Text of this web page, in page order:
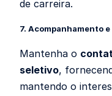
de carreira.
7. Acompanhamento
Mantenha o
seletivo,
mantendo o